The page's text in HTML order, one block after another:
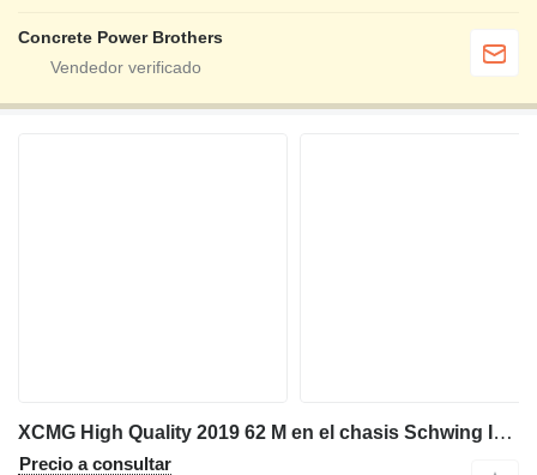
Concrete Power Brothers
XCMG High Quality 2019 62 M en el chasis Schwing In Stock
Precio a consultar